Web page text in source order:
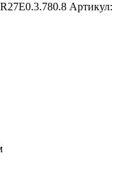
Артикул: